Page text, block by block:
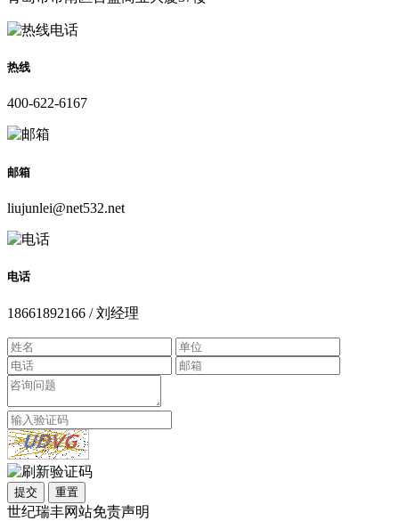
热线
400-622-6167
邮箱
liujunlei@net532.net
电话
18661892166 / 刘经理
提交 重置
世纪瑞丰网站免责声明